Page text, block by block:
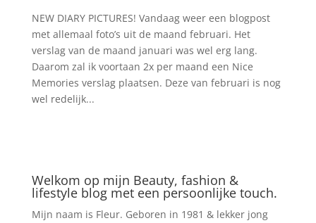
NEW DIARY PICTURES! Vandaag weer een blogpost
met allemaal foto’s uit de maand februari. Het
verslag van de maand januari was wel erg lang.
Daarom zal ik voortaan 2x per maand een Nice
Memories verslag plaatsen. Deze van februari is nog
wel redelijk...
Welkom op mijn Beauty, fashion &
lifestyle blog met een persoonlijke touch.
Mijn naam is Fleur. Geboren in 1981 & lekker jong